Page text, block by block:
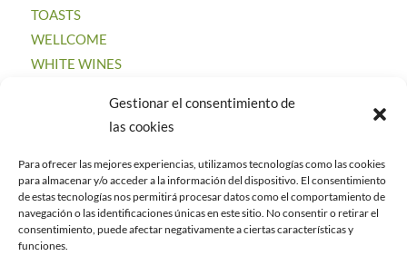
Gestionar el consentimiento de
las cookies
Para ofrecer las mejores experiencias, utilizamos tecnologías como las cookies
para almacenar y/o acceder a la información del dispositivo. El consentimiento
de estas tecnologías nos permitirá procesar datos como el comportamiento de
navegación o las identificaciones únicas en este sitio. No consentir o retirar el
consentimiento, puede afectar negativamente a ciertas características y
funciones.
TOASTS
WELLCOME
WHITE WINES
CATEGORIES
No categories